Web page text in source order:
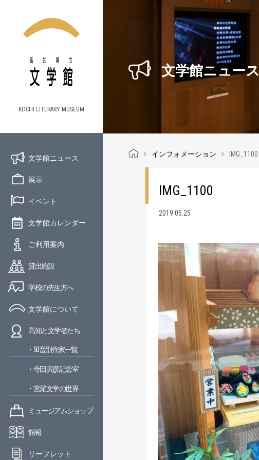
KOCHI LITERARY MUSEUM
文学館ニュース
展示
イベント
文学館カレンダー
ご利用案内
貸出施設
学校の先生方へ
文学館について
高知と文学者たち
・50音別作家一覧
・寺田寅彦記念室
・宮尾文学の世界
ミュージアムショップ
館報
リーフレット
文学館ニュース
インフォメーション IMG_1100
IMG_1100
2019.05.25